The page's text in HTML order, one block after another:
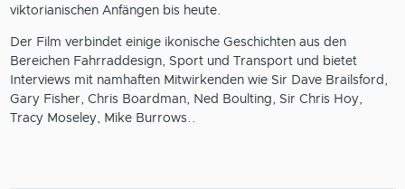
viktorianischen Anfängen bis heute.
Der Film verbindet einige ikonische Geschichten aus den
Bereichen Fahrraddesign, Sport und Transport und bietet
Interviews mit namhaften Mitwirkenden wie Sir Dave Brailsford,
Gary Fisher, Chris Boardman, Ned Boulting, Sir Chris Hoy,
Tracy Moseley, Mike Burrows..